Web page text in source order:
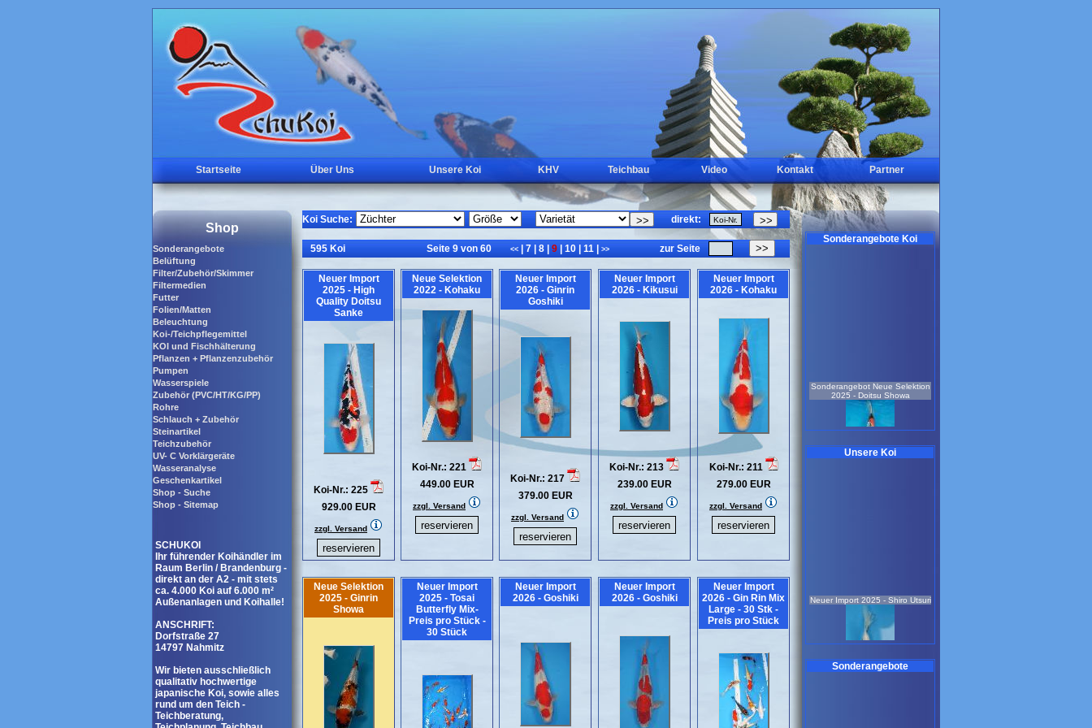
Startseite Über Uns Unsere Koi KHV Teichbau Video Kontakt Partner
Shop
Sonderangebote
Belüftung
Filter/Zubehör/Skimmer
Filtermedien
Futter
Folien/Matten
Beleuchtung
Koi-/Teichpflegemittel
KOI und Fischhälterung
Pflanzen + Pflanzenzubehör
Pumpen
Wasserspiele
Zubehör (PVC/HT/KG/PP)
Rohre
Schlauch + Zubehör
Steinartikel
Teichzubehör
UV- C Vorklärgeräte
Wasseranalyse
Geschenkartikel
Shop - Suche
Shop - Sitemap
SCHUKOI
Ihr führender Koihändler im
Raum Berlin / Brandenburg -
direkt an der A2 - mit stets
ca. 4.000 Koi auf 6.000 m²
Außenanlagen und Koihalle!
ANSCHRIFT:
Dorfstraße 27
14797 Nahmitz
Wir bieten ausschließlich
qualitativ hochwertige
japanische Koi, sowie alles
rund um den Teich -
Teichberatung,
Koi Suche: direkt:
595 Koi Seite 9 von 60 << 7 8 9 10 11 >> zur Seite >>
Neuer Import
2025 - High
Quality Doitsu
Sanke
Koi-Nr.: 225
929.00 EUR
zzgl. Versand
Neue Selektion
2022 - Kohaku
Koi-Nr.: 221
449.00 EUR
zzgl. Versand
Neuer Import
2026 - Ginrin
Goshiki
Koi-Nr.: 217
379.00 EUR
zzgl. Versand
Neuer Import
2026 - Kikusui
Koi-Nr.: 213
239.00 EUR
zzgl. Versand
Neuer Import
2026 - Kohaku
Koi-Nr.: 211
279.00 EUR
zzgl. Versand
Neue Selektion
2025 - Ginrin
Showa
Neuer Import
2025 - Tosai
Butterfly Mix-
Preis pro Stück -
30 Stück
Neuer Import
2026 - Goshiki
Neuer Import
2026 - Goshiki
Neuer Import
2026 - Gin Rin Mix
Large - 30 Stk -
Preis pro Stück
Sonderangebote Koi
Sonderangebot Neue Selektion
2025 - Doitsu Showa
Unsere Koi
Neuer Import 2025 - Shiro Utsuri
Sonderangebote